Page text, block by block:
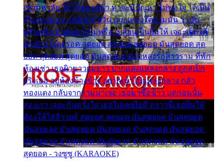
เข้ามหาลัย จิ๊กโก๊มองหน้า ท่าจะมีปัญหา ไม่พอใจ ได้เป็น
เรื่องแน่นอน แต่ฉันไม่หวั่น เลยแหลงใต้ถามมัน ว่ามัน
พรั่นพรือ มันตอบว่าไม่พรื่อ เปลี่ยนเป็นยิ้มให้ เจอะเด็กใต้
ด้วยกัน ก็เลยรอด สุดยอด สุดยอด สุดยอด มันสุดยอด สุด
ยอด สุดยอด สุดยอด มันสุดยอด แอบหลงรักสาวราม ที่พัก
ห้องเช่า เธอผิวขาวผมยาว ปากแดงแหลงกลาง ถูกสเป็ก
จริงเธอ อยู่ห้องข้างข้าง อยากเข้าไปแหลงกลาง กลัว
ทองแดง กลับจากรามมาเจอ เธอมาซื้อข้าว แต่ก่อนนั้น
สองเรา เจอะกันครั้งใด เธอไม่เคยไยดี คราวนี้เธอยิ้มให้
ต้องให้ใส่ลีวายส์ สุดยอด สุดยอด มันสุดยอด มันสุดยอด
มันสุดยอด มันสุดยอด มันสุดยอด มันสุดยอด มันสุดยอด
มันสุดยอด มันสุดยอด มันสุดยอด มันสุดยอด มันสุดยอด
สุดยอด - วงซูซู (KARAOKE)